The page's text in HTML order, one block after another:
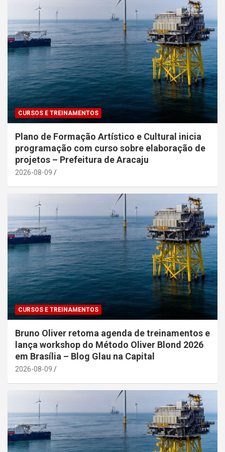
CURSOS E TREINAMENTOS
Plano de Formação Artístico e Cultural inicia
programação com curso sobre elaboração de
projetos – Prefeitura de Aracaju
2026-08-09
CURSOS E TREINAMENTOS
Bruno Oliver retoma agenda de treinamentos e
lança workshop do Método Oliver Blond 2026
em Brasília – Blog Glau na Capital
2026-08-09